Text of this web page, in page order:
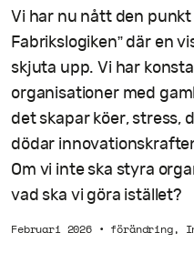
Vi har nu nått den punkt
Fabrikslogiken” där en
skjuta upp. Vi har
organisationer med
det skapar köer, stress,
dödar
Om vi inte ska styra
vad ska vi göra istället?
Februari 2026• förändring,